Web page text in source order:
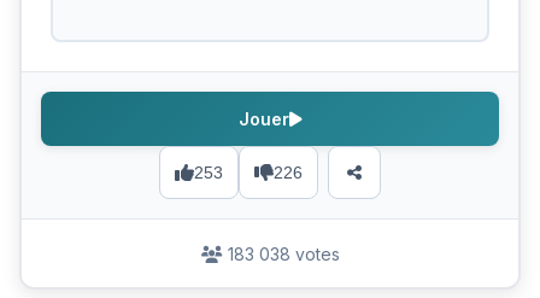
253 226
Jouer
183 038 votes